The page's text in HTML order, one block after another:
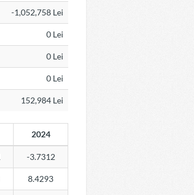
-1,052,758 Lei
0 Lei
0 Lei
0 Lei
152,984 Lei
2024
-3.7312
8.4293